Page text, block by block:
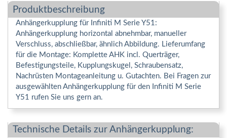
Produktbeschreibung
Anhängerkupplung für Infiniti M Serie Y51:
Anhängerkupplung horizontal abnehmbar, manueller
Verschluss, abschließbar, ähnlich Abbildung. Lieferumfang
für die Montage: Komplette AHK incl. Querträger,
Befestigungsteile, Kupplungskugel, Schraubensatz,
Nachrüsten Montageanleitung u. Gutachten. Bei Fragen zur
ausgewählten Anhängerkupplung für den Infiniti M Serie
Y51 rufen Sie uns gern an.
Technische Details zur Anhängerkupplung: